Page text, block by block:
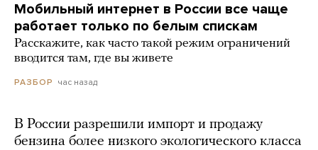
Мобильный интернет в России все чаще
работает только по белым спискам
Расскажите, как часто такой режим ограничений
вводится там, где вы живете
РАЗБОР час назад
В России разрешили импорт и продажу
бензина более низкого экологического класса